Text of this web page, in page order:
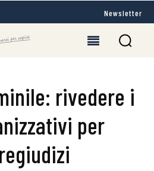
Newsletter
rivedere i
per